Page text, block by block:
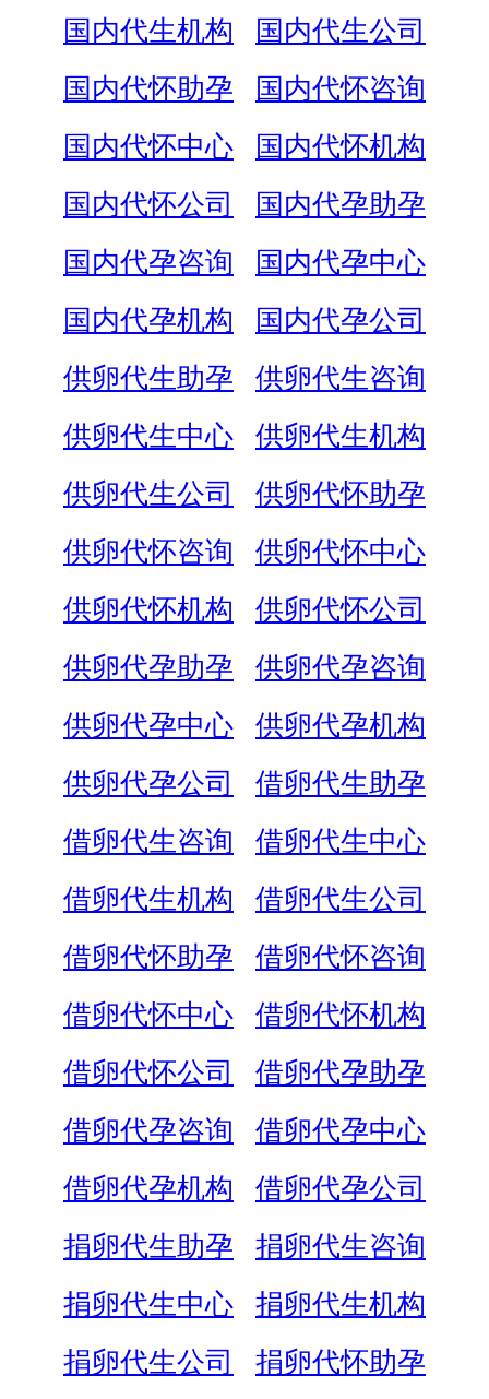
国内代生机构
国内代生公司
国内代怀助孕
国内代怀咨询
国内代怀中心
国内代怀机构
国内代怀公司
国内代孕助孕
国内代孕咨询
国内代孕中心
国内代孕机构
国内代孕公司
供卵代生助孕
供卵代生咨询
供卵代生中心
供卵代生机构
供卵代生公司
供卵代怀助孕
供卵代怀咨询
供卵代怀中心
供卵代怀机构
供卵代怀公司
供卵代孕助孕
供卵代孕咨询
供卵代孕中心
供卵代孕机构
供卵代孕公司
借卵代生助孕
借卵代生咨询
借卵代生中心
借卵代生机构
借卵代生公司
借卵代怀助孕
借卵代怀咨询
借卵代怀中心
借卵代怀机构
借卵代怀公司
借卵代孕助孕
借卵代孕咨询
借卵代孕中心
借卵代孕机构
借卵代孕公司
捐卵代生助孕
捐卵代生咨询
捐卵代生中心
捐卵代生机构
捐卵代生公司
捐卵代怀助孕